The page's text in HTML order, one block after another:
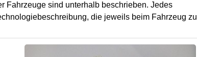
Fahrzeuge sind unterhalb beschrieben. Jedes
die jeweils beim Fahrzeug zu